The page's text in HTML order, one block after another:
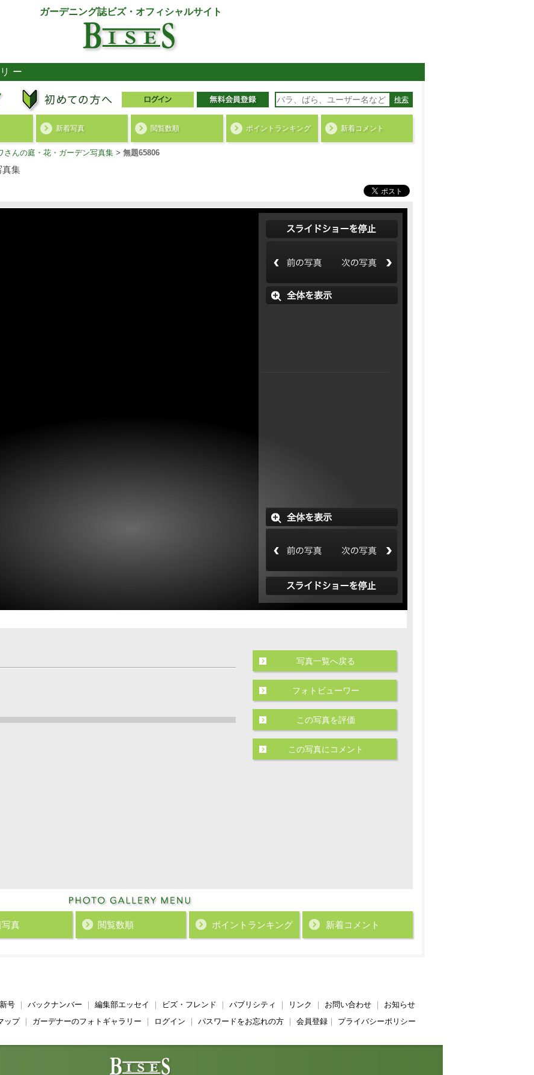
ガーデニング誌ビズ・オフィシャルサイト
ー
検索
新着写真 閲覧数順 ポイント ランキング 新着コメント
さんの庭・花・ガーデン写真集 > 無題65806
真集
写真一覧へ戻る
フォトビューワー
この写真を評価
この写真にコメント
写真 閲覧数順 ポイント ランキング 新着コメント
号｜ バックナンバー 編集部エッセイ ビズ・フレンド パブリシティ リンク お問い合わせ｜ お知らせ
ップ｜ ガーデナーのフォトギャラリー ログイン パスワードをお忘れの方｜ 会員登録｜ プライバシーポリシー